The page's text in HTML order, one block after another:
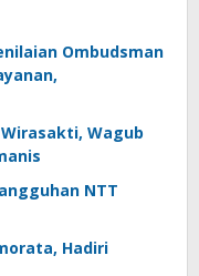
Ombudsman
Wagub
NTT
Hadiri